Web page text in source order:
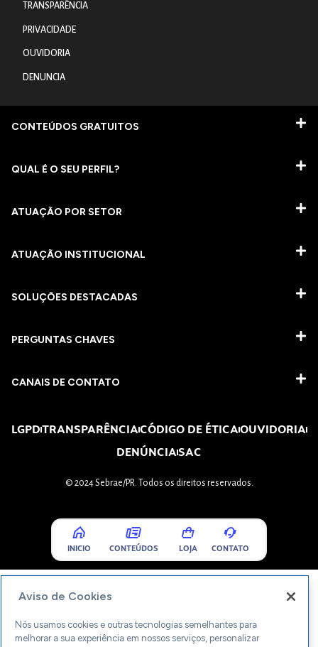
TRANSPARÊNCIA
PRIVACIDADE
OUVIDORIA
DENUNCIA
CONTEÚDOS GRATUITOS
QUAL É O SEU PERFIL?
ATUAÇÃO POR SETOR
ATUAÇÃO INSTITUCIONAL
SOLUÇÕES DESTACADAS
PERGUNTAS CHAVES​
CANAIS DE CONTATO
LGPDTRANSPARÊNCIACÓDIGO DE ÉTICAOUVIDORIA
DENÚNCIASAC
© 2024 Sebrae/PR. Todos os direitos reservados.
INICIO CONTEÚDOS LOJA CONTATO
Aviso de Cookies
Nós usamos cookies e outras tecnologias semelhantes para
melhorar a sua experiência em nossos serviços, personalizar